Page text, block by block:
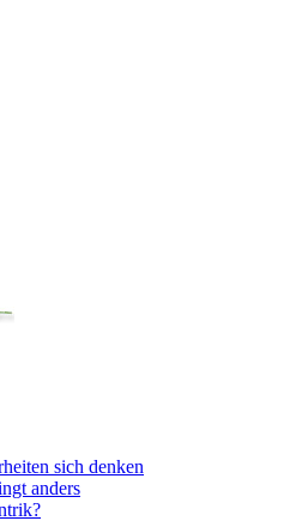
sich denken
anders